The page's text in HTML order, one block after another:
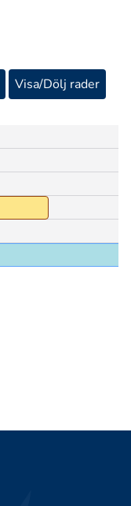
Visa/Dölj rader